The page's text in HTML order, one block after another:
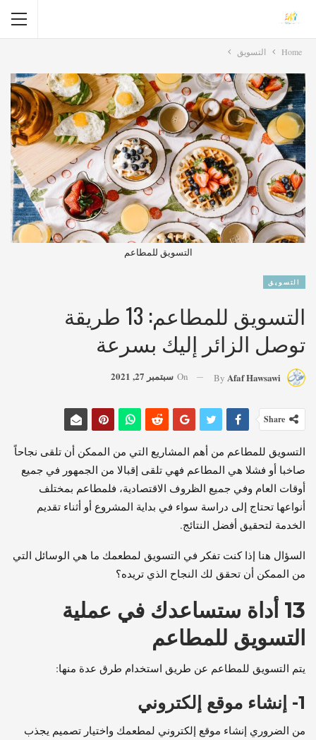
Home التسويق
التسويق للمطاعم
التسويق
التسويق للمطاعم: 13 طريقة
توصل الزائر إليك بسرعة
By Afaf Hawsawi
On سبتمبر 27, 2021
Share
التسويق للمطاعم من أهم المشاريع التي من الممكن أن تلقى نجاحاً
صاخبا أو فشلا هي المطاعم فهي تلقى إقبالا من الجمهور في جميع
أوقات العام وفي جميع الظروف الاقتصادية، فلمطاعم بمختلف
أنواعها تحتاج إلى دراسة سواء في بداية المشروع أو أثناء تقديم
الخدمة لتحقيق أفضل النتائج.
السؤال هنا إذا كنت تفكر في التسويق لمطعمك ما هي الوسائل التي
من الممكن أن تحقق لك النجاح الذي تريده؟
13 أداة ستساعدك في عملية
التسويق للمطاعم
يتم التسويق للمطاعم عن طريق استخدام طرق عدة منها:
1- إنشاء موقع إلكتروني
من الضروري إنشاء موقع إلكتروني لمطعمك واختيار تصميم يجذب